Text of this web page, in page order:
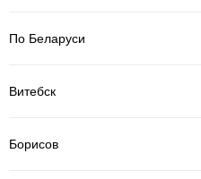
По Беларуси
Витебск
Борисов